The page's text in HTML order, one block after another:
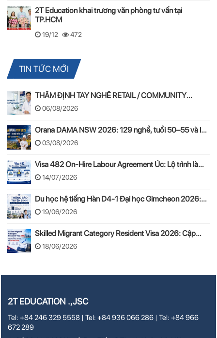
2T Education khai trương văn phòng tư vấn tại
TP.HCM
19/12 472
TIN TỨC MỚI
THẨM ĐỊNH TAY NGHỀ RETAIL / COMMUNITY
PHARMACIST ÚC 2026 – APC & OPRA
06/08/2026
Orana DAMA NSW 2026: 129 nghề, tuổi 50–55 và lộ
trình PR
03/08/2026
Visa 482 On-Hire Labour Agreement Úc: Lộ trình làm
việc hợp pháp theo mô hình On-Hire
14/07/2026
Du học hệ tiếng Hàn D4-1 Đại học Gimcheon 2026:
Tuyển sinh, chi phí, hồ sơ
19/06/2026
Skilled Migrant Category Resident Visa 2026: Cập
nhật thay đổi mới từ 24/08/2026
18/06/2026
2T EDUCATION .,JSC
Tel: +84 246 329 5558 | Tel: +84 936 066 286 | Tel: +84 966
672 289